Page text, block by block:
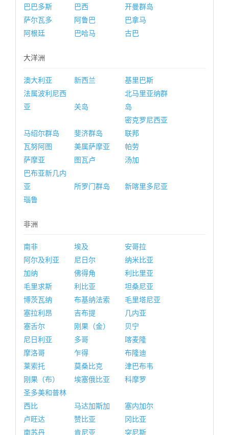
巴巴多斯
巴西
开曼群岛
萨尔瓦多
阿鲁巴
巴拿马
阿根廷
巴哈马 古巴
大洋洲
澳大利亚 新西兰
基里巴斯
法属波利尼西
亚
关岛
北马里亚纳群
岛
马绍尔群岛 斐济群岛
密克罗尼西亚
联邦
瓦努阿图
美属萨摩亚
帕劳
萨摩亚
图瓦卢
汤加
巴布亚新几内
亚
所罗门群岛
新喀里多尼亚
瑙鲁
非洲
南非 埃及
安哥拉
阿尔及利亚
尼日尔
纳米比亚
加纳
佛得角
利比里亚
毛里求斯
利比亚
坦桑尼亚
博茨瓦纳
布基纳法索
毛里塔尼亚
塞拉利昂
吉布提
几内亚
塞舌尔
刚果（金）
贝宁
尼日利亚
多哥
喀麦隆
摩洛哥
乍得
布隆迪
莱索托
莫桑比克
津巴布韦
刚果（布）
埃塞俄比亚
科摩罗
圣多美和普林
西比
马达加斯加
塞内加尔
卢旺达
赞比亚
冈比亚
南苏丹
肯尼亚 突尼斯